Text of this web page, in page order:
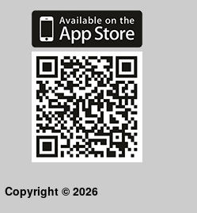
Copyright © 2026